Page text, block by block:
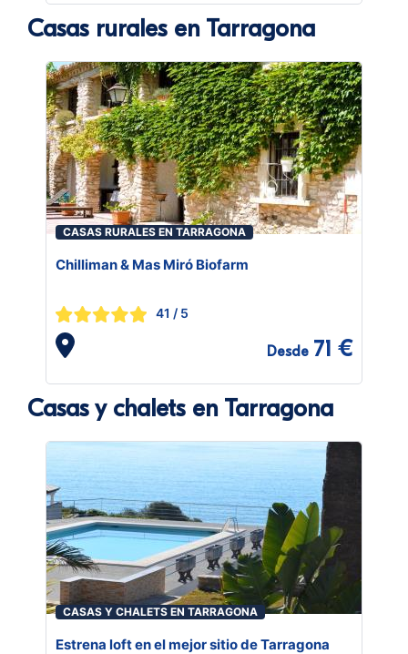
Casas rurales en Tarragona
CASAS RURALES EN TARRAGONA
Chilliman & Mas Miró Biofarm
41 / 5
Desde 71 €
Casas y chalets en Tarragona
CASAS Y CHALETS EN TARRAGONA
Estrena loft en el mejor sitio de Tarragona